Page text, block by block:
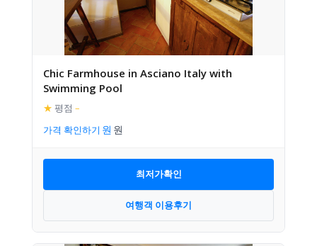
Chic Farmhouse in Asciano Italy with
Swimming Pool
★ 평점 –
가격 확인하기
최저가확인
여행객 이용후기